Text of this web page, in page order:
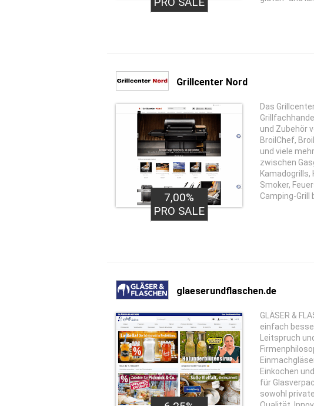
Grillcenter Nord
7,00%
PRO SALE
Das
und Zubehör
BroilChef,
und viele
zwischen
Kamadogrills,
Smoker,
Camping-Grill
glaeserundflaschen.de
GLÄSER &
einfach
Leitspruch
Einkochen
für
sowohl